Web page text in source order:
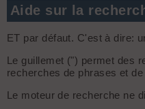
Aide sur la
ET par défaut. C'est à dire:
Le guillemet (") permet des
recherches de phrases et
Le moteur de recherche ne